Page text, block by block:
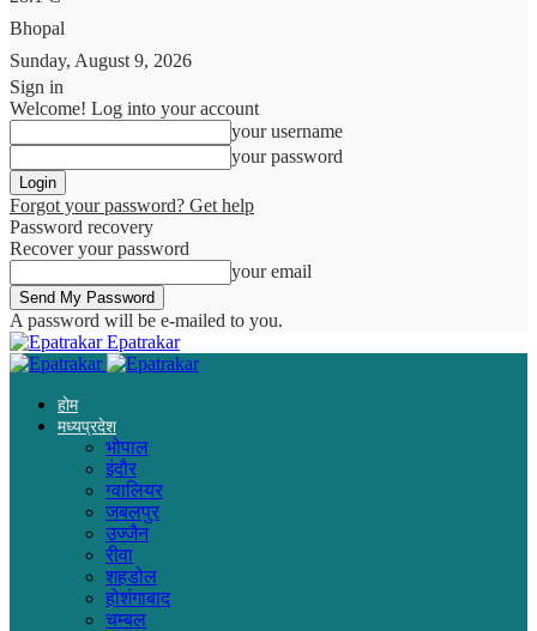
Bhopal
Sunday, August 9, 2026
Sign in
Welcome! Log into your account
your username
your password
Forgot your password? Get help
Password recovery
Recover your password
your email
A password will be e-mailed to you.
Epatrakar
होम
मध्यप्रदेश
भोपाल
इंदौर
ग्वालियर
जबलपुर
उज्जैन
रीवा
शहडोल
होशंगाबाद
चम्बल